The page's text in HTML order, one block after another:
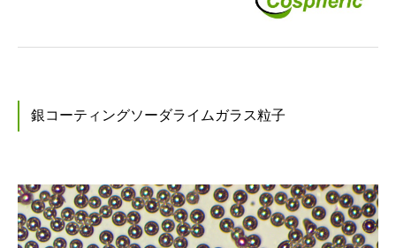
銀コーティングソーダライムガラス粒子